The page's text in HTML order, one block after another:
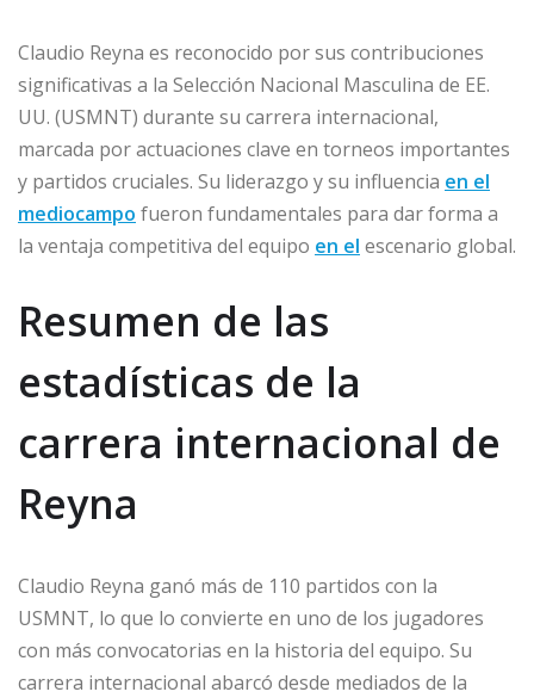
Claudio Reyna es reconocido por sus contribuciones
significativas a la Selección Nacional Masculina de EE.
UU. (USMNT) durante su carrera internacional,
marcada por actuaciones clave en torneos importantes
y partidos cruciales. Su liderazgo y su influencia en el
mediocampo fueron fundamentales para dar forma a
la ventaja competitiva del equipo en el escenario global.
Resumen de las
estadísticas de la
carrera internacional de
Reyna
Claudio Reyna ganó más de 110 partidos con la
USMNT, lo que lo convierte en uno de los jugadores
con más convocatorias en la historia del equipo. Su
carrera internacional abarcó desde mediados de la